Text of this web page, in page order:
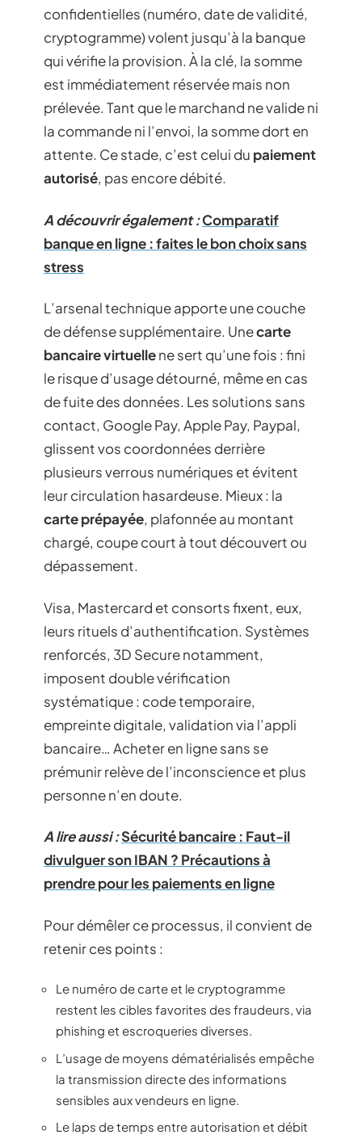
confidentielles (numéro, date de validité,
cryptogramme) volent jusqu’à la banque
qui vérifie la provision. À la clé, la somme
est immédiatement réservée mais non
prélevée. Tant que le marchand ne valide ni
la commande ni l’envoi, la somme dort en
attente. Ce stade, c’est celui du paiement
autorisé, pas encore débité.
A découvrir également :Comparatif
banque en ligne : faites le bon choix sans
stress
L’arsenal technique apporte une couche
de défense supplémentaire. Unecarte
bancaire virtuellene sert qu’une fois : fini
le risque d’usage détourné, même en cas
de fuite des données. Les solutions sans
contact, Google Pay, Apple Pay, Paypal,
glissent vos coordonnées derrière
plusieurs verrous numériques et évitent
leur circulation hasardeuse. Mieux : la
carte prépayée, plafonnée au montant
chargé, coupe court à tout découvert ou
dépassement.
Visa, Mastercard et consorts fixent, eux,
leurs rituels d’authentification. Systèmes
renforcés, 3D Secure notamment,
imposent double vérification
systématique : code temporaire,
empreinte digitale, validation via l’appli
bancaire… Acheter en ligne sans se
prémunir relève de l’inconscience et plus
personne n’en doute.
A lire aussi :Sécurité bancaire : Faut-il
divulguer son IBAN ? Précautions à
prendre pour les paiements en ligne
Pour démêler ce processus, il convient de
retenir ces points :
Le numéro de carte et le cryptogramme
restent les cibles favorites des fraudeurs, via
phishing et escroqueries diverses.
L’usage de moyens dématérialisés empêche
la transmission directe des informations
sensibles aux vendeurs en ligne.
Le laps de temps entre autorisation et débit